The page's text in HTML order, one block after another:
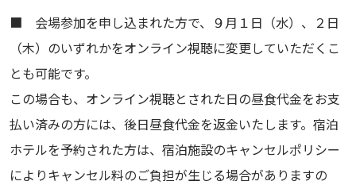
■ 会場参加を申し込まれた方で、９月１日（水）、２日
（木）のいずれかをオンライン視聴に変更していただくこ
とも可能です。
この場合も、オンライン視聴とされた日の昼食代金をお支
払い済みの方には、後日昼食代金を返金いたします。宿泊
ホテルを予約された方は、宿泊施設のキャンセルポリシー
によりキャンセル料のご負担が生じる場合がありますの